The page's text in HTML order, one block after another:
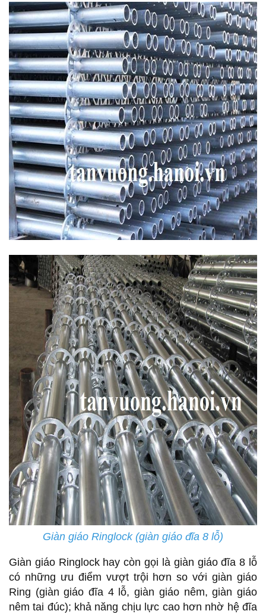
Giàn giáo Ringlock (giàn giáo đĩa 8 lỗ)
Giàn giáo Ringlock hay còn gọi là giàn giáo đĩa 8 lỗ
có những ưu điểm vượt trội hơn so với giàn giáo
Ring (giàn giáo đĩa 4 lỗ, giàn giáo nêm, giàn giáo
nêm tai đúc); khả năng chịu lực cao hơn nhờ hệ đĩa